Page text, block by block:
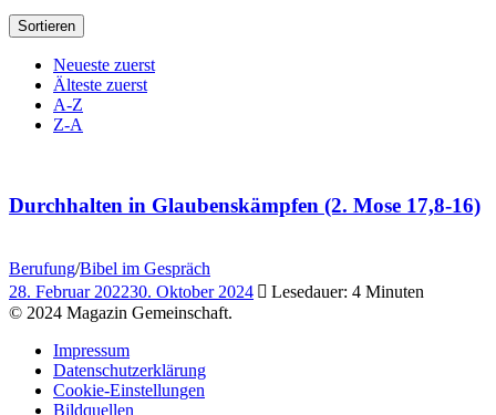
Sortieren
Neueste zuerst
Älteste zuerst
A-Z
Z-A
Durchhalten in Glaubenskämpfen (2. Mose 17,8-16)
Berufung/Bibel im Gespräch
28. Februar 202230. Oktober 2024
Lesedauer: 4 Minuten
© 2024 Magazin Gemeinschaft.
Impressum
Datenschutzerklärung
Cookie-Einstellungen
Bildquellen